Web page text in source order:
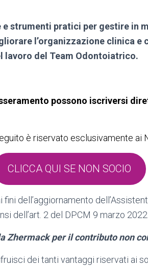
e strumenti pratici per gestire in
l’organizzazione clinica e
lavoro del Team Odontoiatrico.
possono iscriversi
è riservato esclusivamente ai
CLICCA QUI SE NON SOCIO
dell’aggiornamento
dell’art. 2 del DPCM 9 marzo 2022.
Zhermack per il contributo non
dei tanti vantaggi riservati ai